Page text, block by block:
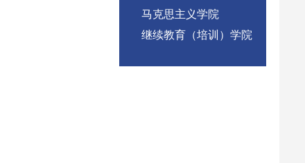
马克思主义学院
继续教育（培训）学院